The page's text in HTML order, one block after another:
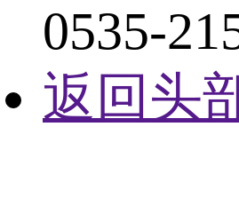
0535-
返回头